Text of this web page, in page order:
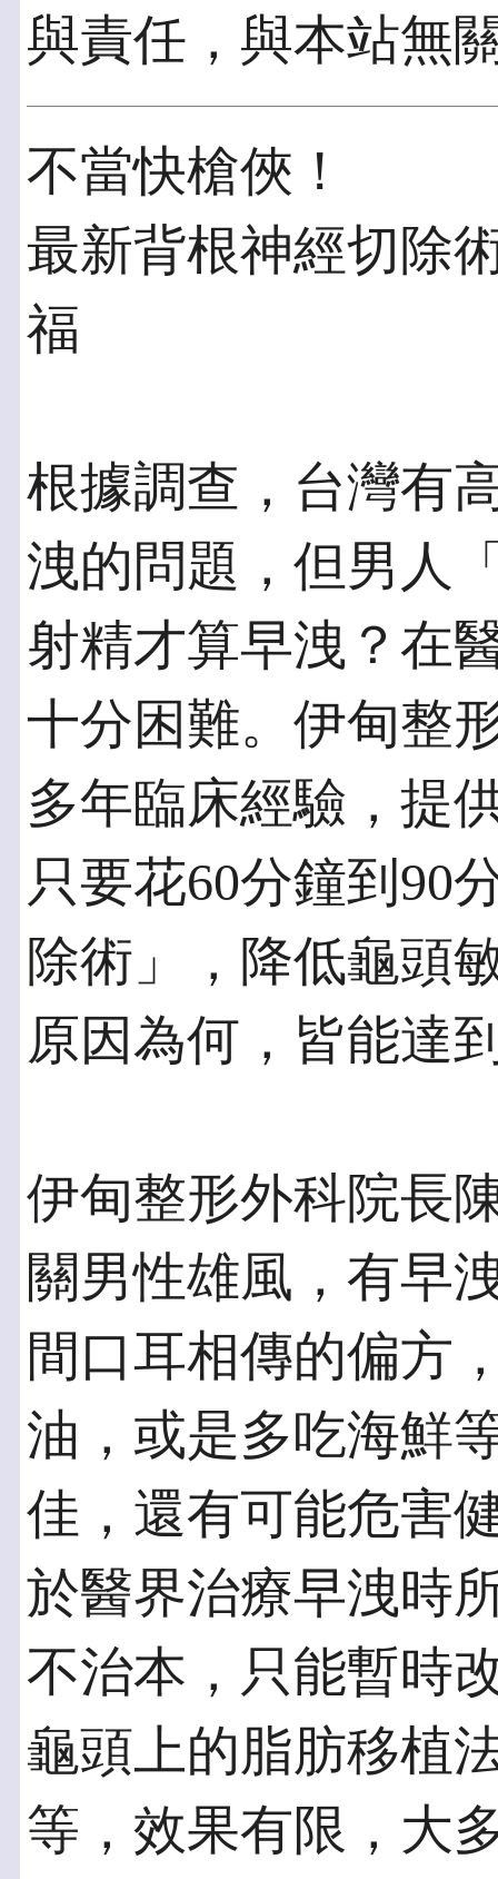
與責任，與本站無
不當快槍俠！
最新背根神經切除
福
根據調查，台灣有
洩的問題，但男人
射精才算早洩？在
十分困難。伊甸整
多年臨床經驗，提
只要花60分鐘到90
除術」，降低龜頭
原因為何，皆能達
伊甸整形外科院長
關男性雄風，有早
間口耳相傳的偏方
油，或是多吃海鮮
佳，還有可能危害
於醫界治療早洩時
不治本，只能暫時
龜頭上的脂肪移植
等，效果有限，大